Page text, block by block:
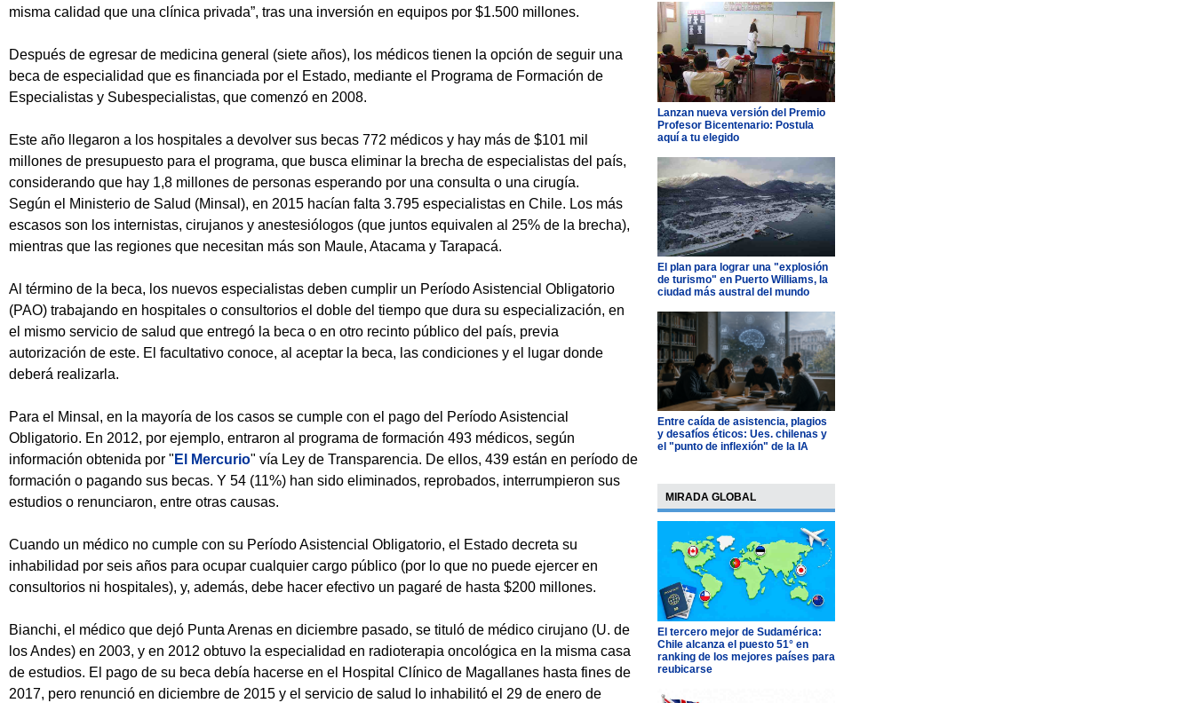
misma calidad que una clínica privada”, tras una inversión en equipos por $1.500 millones.
Después de egresar de medicina general (siete años), los médicos tienen la opción de seguir una
beca de especialidad que es financiada por el Estado, mediante el Programa de Formación de
Especialistas y Subespecialistas, que comenzó en 2008.
Este año llegaron a los hospitales a devolver sus becas 772 médicos y hay más de $101 mil
millones de presupuesto para el programa, que busca eliminar la brecha de especialistas del país,
considerando que hay 1,8 millones de personas esperando por una consulta o una cirugía.
Según el Ministerio de Salud (Minsal), en 2015 hacían falta 3.795 especialistas en Chile. Los más
escasos son los internistas, cirujanos y anestesiólogos (que juntos equivalen al 25% de la brecha),
mientras que las regiones que necesitan más son Maule, Atacama y Tarapacá.
Al término de la beca, los nuevos especialistas deben cumplir un Período Asistencial Obligatorio
(PAO) trabajando en hospitales o consultorios el doble del tiempo que dura su especialización, en
el mismo servicio de salud que entregó la beca o en otro recinto público del país, previa
autorización de este. El facultativo conoce, al aceptar la beca, las condiciones y el lugar donde
deberá realizarla.
Para el Minsal, en la mayoría de los casos se cumple con el pago del Período Asistencial
Obligatorio. En 2012, por ejemplo, entraron al programa de formación 493 médicos, según
información obtenida por " El Mercurio" vía Ley de Transparencia. De ellos, 439 están en período de
formación o pagando sus becas. Y 54 (11%) han sido eliminados, reprobados, interrumpieron sus
estudios o renunciaron, entre otras causas.
Cuando un médico no cumple con su Período Asistencial Obligatorio, el Estado decreta su
inhabilidad por seis años para ocupar cualquier cargo público (por lo que no puede ejercer en
consultorios ni hospitales), y, además, debe hacer efectivo un pagaré de hasta $200 millones.
Bianchi, el médico que dejó Punta Arenas en diciembre pasado, se tituló de médico cirujano (U. de
los Andes) en 2003, y en 2012 obtuvo la especialidad en radioterapia oncológica en la misma casa
de estudios. El pago de su beca debía hacerse en el Hospital Clínico de Magallanes hasta fines de
2017, pero renunció en diciembre de 2015 y el servicio de salud lo inhabilitó el 29 de enero de
Lanzan nueva versión del Premio
Profesor Bicentenario: Postula
aquí a tu elegido
El plan para lograr una "explosión
de turismo" en Puerto Williams, la
ciudad más austral del mundo
Entre caída de asistencia, plagios
y desafíos éticos: Ues. chilenas y
el "punto de inflexión" de la IA
MIRADA GLOBAL
El tercero mejor de Sudamérica:
Chile alcanza el puesto 51° en
ranking de los mejores países para
reubicarse